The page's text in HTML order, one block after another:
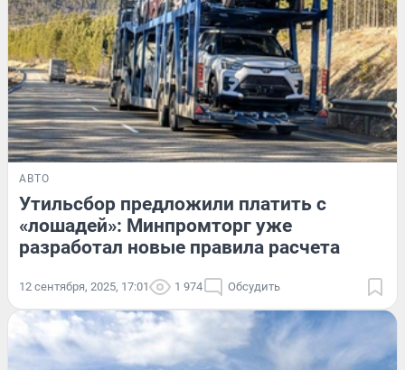
АВТО
Утильсбор предложили платить с
«лошадей»: Минпромторг уже
разработал новые правила расчета
12 сентября, 2025, 17:01 1 974 Обсудить